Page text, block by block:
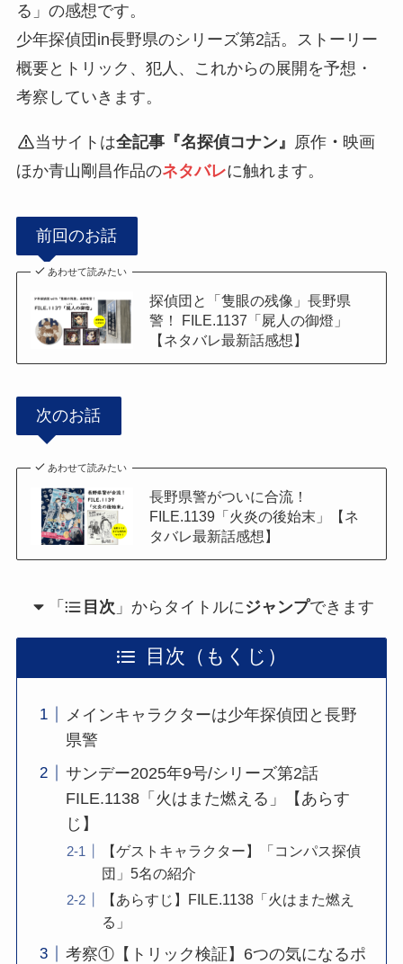
る」の感想です。
少年探偵団in長野県のシリーズ第2話。ストーリー
概要とトリック、犯人、これからの展開を予想・
考察していきます。
当サイトは全記事『名探偵コナン』 原作 ・ 映画
ほか青山剛昌作品のネタバレに触れます。
前回のお話
あわせて読みたい
探偵団と「隻眼の残像」長野県
警！ FILE.1137「屍人の御燈」
【ネタバレ最新話感想】
次のお話
あわせて読みたい
長野県警がついに合流！
FILE.1139「火炎の後始末」【ネ
タバレ最新話感想】
「 目次 」からタイトルに ジャンプできます
目次（もくじ）
メインキャラクターは少年探偵団と長野
県警
サンデー2025年9号/シリーズ第2話
FILE.1138「火はまた燃える」【あらす
じ】
【ゲストキャラクター】「コンパス探偵
団」5名の紹介
【あらすじ】FILE.1138「火はまた燃え
る」
考察①【トリック検証】6つの気になるポ